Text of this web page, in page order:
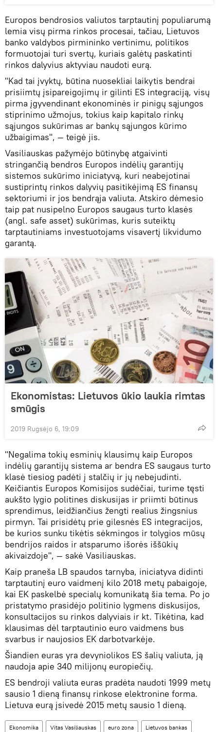
Europos bendrosios valiutos tarptautinį populiarumą
lemia visų pirma rinkos procesai, tačiau, Lietuvos
banko valdybos pirmininko vertinimu, politikos
formuotojai turi svertų, kuriais galėtų paskatinti
rinkos dalyvius aktyviau naudoti eurą.
"Kad tai įvyktų, būtina nuosekliai laikytis bendrai
prisiimtų įsipareigojimų ir gilinti ES integraciją, visų
pirma įgyvendinant ekonominės ir pinigų sąjungos
stiprinimo užmojus, tokius kaip kapitalo rinkų
sąjungos sukūrimas ar bankų sąjungos kūrimo
užbaigimas", — teigė jis.
Vasiliauskas pažymėjo būtinybę atgaivinti
stringančią bendros Europos indėlių garantijų
sistemos sukūrimo iniciatyvą, kuri neabejotinai
sustiprintų rinkos dalyvių pasitikėjimą ES finansų
sektoriumi ir jos bendrąja valiuta. Atskiro dėmesio
taip pat nusipelno Europos saugaus turto klasės
(angl. safe asset) sukūrimas, kuris suteiktų
tarptautiniams investuotojams visavertį likvidumo
garantą.
Ekonomistas: Lietuvos ūkio laukia rimtas
smūgis
2019 Rugsėjo 6, 19:09
"Negalima tokių esminių klausimų kaip Europos
indėlių garantijų sistema ar bendra ES saugaus turto
klasė tiesiog padėti į stalčių ir jų nebejudinti.
Keičiantis Europos Komisijos sudėčiai, turime tęsti
aukšto lygio politines diskusijas ir priimti būtinus
sprendimus, leidžiančius žengti realius žingsnius
pirmyn. Tai prisidėtų prie gilesnės ES integracijos,
be kurios sunku tikėtis sėkmingos ir tolygios mūsų
bendrijos raidos ir atsparumo išorės iššūkių
akivaizdoje", — sakė Vasiliauskas.
Kaip praneša LB spaudos tarnyba, iniciatyva didinti
tarptautinį euro vaidmenį kilo 2018 metų pabaigoje,
kai EK paskelbė specialų komunikatą šia tema. Po jo
pristatymo prasidėjo politinio lygmens diskusijos,
konsultacijos su rinkos dalyviais ir kt. Tikėtina, kad
klausimas dėl tarptautinio euro vaidmens bus
svarbus ir naujosios EK darbotvarkėje.
Šiandien euras yra devyniolikos ES šalių valiuta, ją
naudoja apie 340 milijonų europiečių.
ES bendroji valiuta euras pradėta naudoti 1999 metų
sausio 1 dieną finansų rinkose elektronine forma.
Lietuva eurą įsivedė 2015 metų sausio 1 dieną.
Ekonomika Vitas Vasiliauskas euro zona Lietuvos bankas